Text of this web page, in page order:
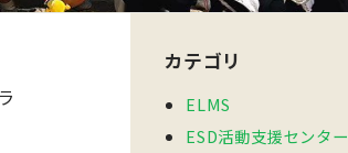
カテゴリ
ELMS
ESD活動支援センター